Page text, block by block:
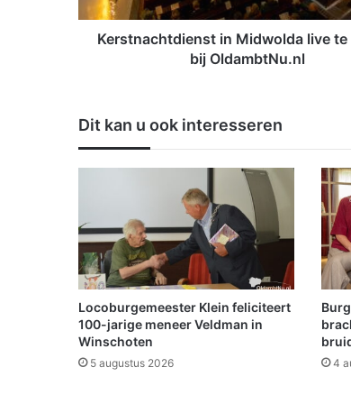
h
s
t
i
i
d
w
o
l
d
a
l
Kerstnachtdienst in Midwolda live te
bij OldambtNu.nl
Dit kan u ook interesseren
Locoburgemeester Klein feliciteert
100-jarige meneer Veldman in
Winschoten
5 augustus 2026 4